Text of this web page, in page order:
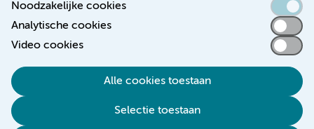
Noodzakelijke cookies
Analytische cookies
Video cookies
Alle cookies toestaan
Selectie toestaan
Toegankelijkheidsverklaring
Responsible disclosure
Disclaimer